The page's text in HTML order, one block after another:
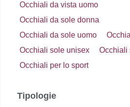
Occhiali da vista uomo
Occhiali da sole donna
Occhiali da sole uomo
Occhiali sole unisex
Occhiali
Occhiali per lo sport
Tipologie